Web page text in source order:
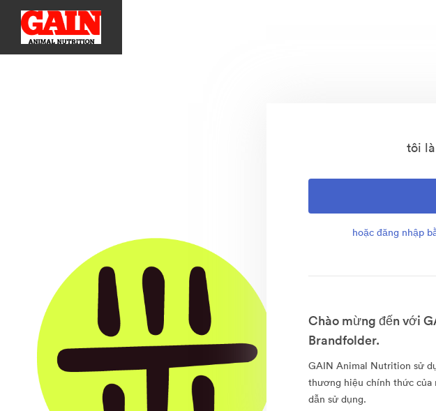
tôi
hoặc đăng nhập
Chào mừng đến với
Brandfolder.
GAIN Animal Nutrition sử
thương hiệu chính thức của
dẫn sử dụng.